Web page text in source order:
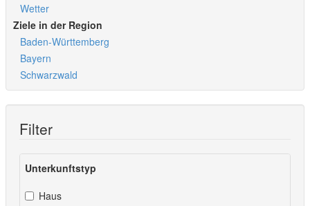
Wetter
Ziele in der Region
Baden-Württemberg
Bayern
Schwarzwald
Filter
Unterkunftstyp
Haus